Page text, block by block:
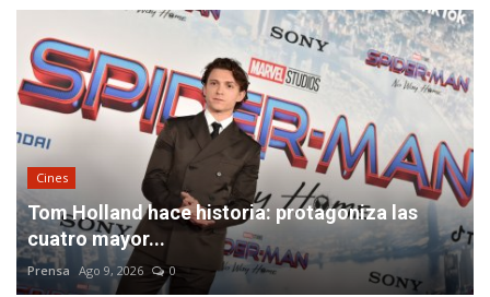
Cines
Tom Holland hace historia: protagoniza las
cuatro mayor...
Prensa Ago 9, 2026 0